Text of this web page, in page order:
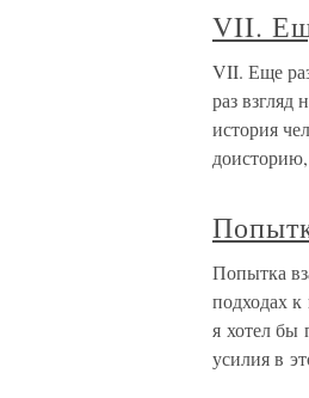
VII.
VII. Еще
раз взгляд
история
Попытка
подходах
я хотел бы
усилия в